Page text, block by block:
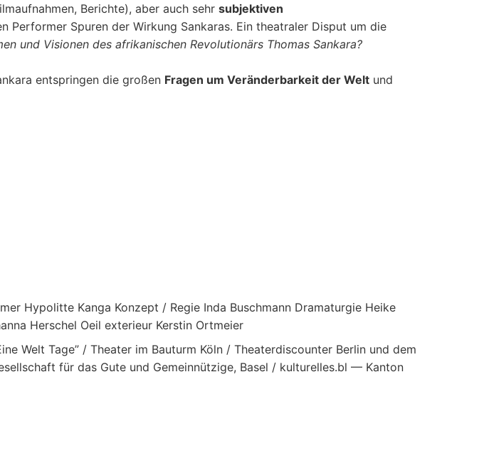
Berichte), aber auch sehr subjektiven
Performer Spuren der Wirkung Sankaras. Ein theatraler Disput um die
und Visionen des afrikanischen Revolutionärs Thomas Sankara?
entspringen die großen Fragen um Veränderbarkeit der Welt und
Hypolitte Kanga Konzept / Regie Inda Buschmann Dramaturgie Heike
Herschel Oeil exterieur Kerstin Ortmeier
Welt Tage” / Theater im Bauturm Köln / Theaterdiscounter Berlin und dem
für das Gute und Gemeinnützige, Basel / kulturelles.bl — Kanton